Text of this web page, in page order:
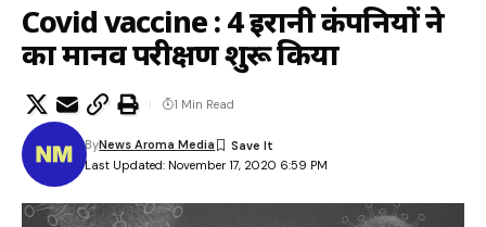
Covid vaccine : 4 ईरानी कंपनियों ने
का मानव परीक्षण शुरू किया
Last Updated: November 17, 2020 6:59 PM
ByNews Aroma Media
1 Min Read